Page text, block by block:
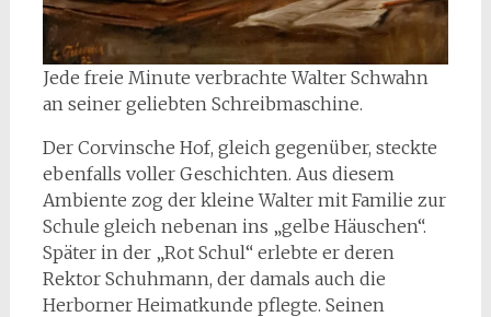
Jede freie Minute verbrachte Walter Schwahn
an seiner geliebten Schreibmaschine.
Der Corvinsche Hof, gleich gegenüber, steckte
ebenfalls voller Geschichten. Aus diesem
Ambiente zog der kleine Walter mit Familie zur
Schule gleich nebenan ins „gelbe Häuschen“.
Später in der „Rot Schul“ erlebte er deren
Rektor Schuhmann, der damals auch die
Herborner Heimatkunde pflegte. Seinen